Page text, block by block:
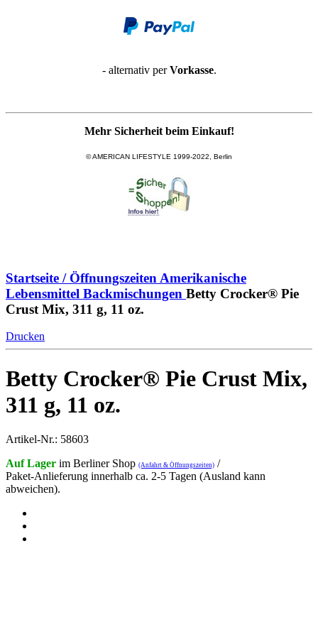
- alternativ perVorkasse.
Mehr Sicherheit beim Einkauf!
© AMERICAN LIFESTYLE 1999-2022, Berlin
Startseite / Öffnungszeiten Amerikanische
Lebensmittel Backmischungen Betty Crocker® Pie
Crust Mix, 311 g, 11 oz.
Drucken
Betty Crocker® Pie Crust Mix,
311 g, 11 oz.
Artikel-Nr.: 58603
Auf Lager im Berliner Shop (Anfahrt & Öffnungszeiten) /
Paket-Anlieferung innerhalb ca. 2-5 Tagen (Ausland kann
abweichen).